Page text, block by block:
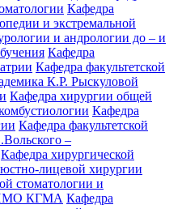
Кафедра
и экстремальной
и андрологии до – и
Кафедра
Кафедра факультетской
К.Р. Рыскуловой
Кафедра хирургии общей
Кафедра
Кафедра факультетской
–
Кафедра хирургической
лицевой хирургии
стоматологии и
КГМА Кафедра